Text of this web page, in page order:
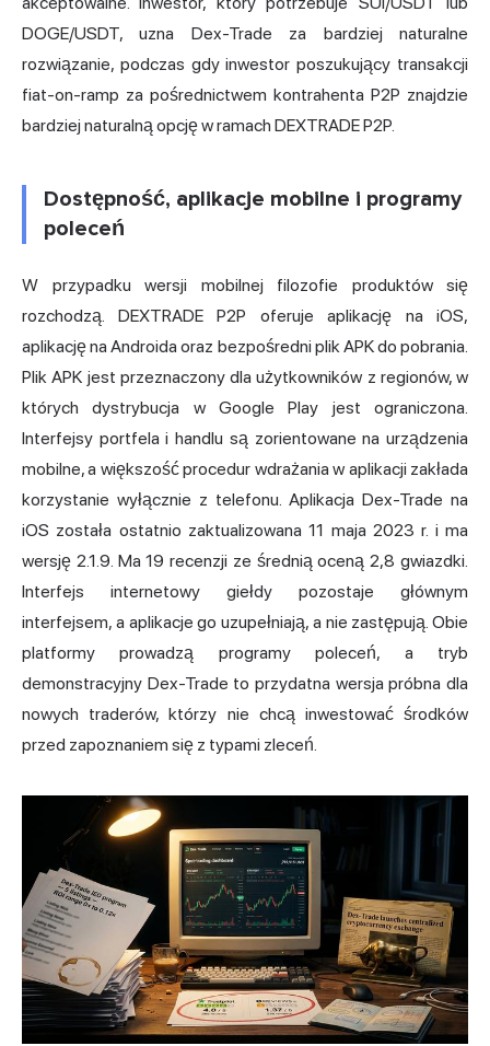
DOGE/USDT, uzna Dex-Trade za bardziej naturalne
rozwiązanie, podczas gdy inwestor poszukujący transakcji
fiat-on-ramp za pośrednictwem kontrahenta P2P znajdzie
bardziej naturalną opcję w ramach DEXTRADE P2P.
Dostępność, aplikacje mobilne i programy
poleceń
W przypadku wersji mobilnej filozofie produktów się
rozchodzą. DEXTRADE P2P oferuje aplikację na iOS,
aplikację na Androida oraz bezpośredni plik APK do pobrania.
Plik APK jest przeznaczony dla użytkowników z regionów, w
których dystrybucja w Google Play jest ograniczona.
Interfejsy portfela i handlu są zorientowane na urządzenia
mobilne, a większość procedur wdrażania w aplikacji zakłada
korzystanie wyłącznie z telefonu. Aplikacja Dex-Trade na
iOS została ostatnio zaktualizowana 11 maja 2023 r. i ma
wersję 2.1.9. Ma 19 recenzji ze średnią oceną 2,8 gwiazdki.
Interfejs internetowy giełdy pozostaje głównym
interfejsem, a aplikacje go uzupełniają, a nie zastępują. Obie
platformy prowadzą programy poleceń, a tryb
demonstracyjny Dex-Trade to przydatna wersja próbna dla
nowych traderów, którzy nie chcą inwestować środków
przed zapoznaniem się z typami zleceń.